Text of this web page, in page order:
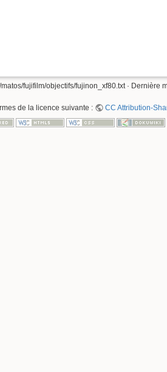
fujifilm/objectifs/fujinon_xf80.txt · Dernière
de la licence suivante : CC Attribution-